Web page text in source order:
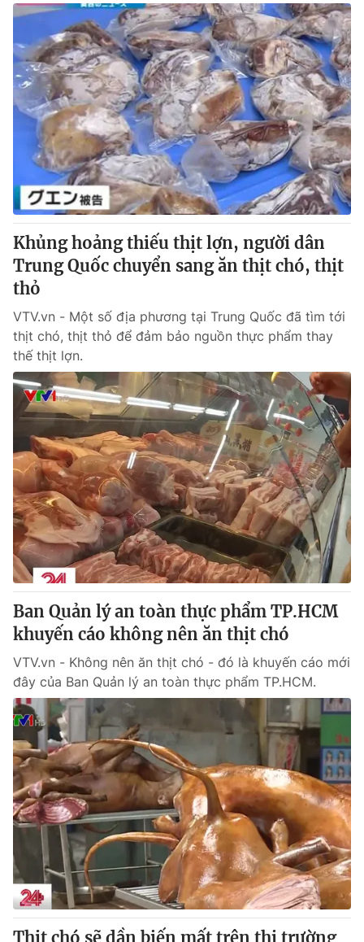
Email:toasoan@vtv.vn
Liên hệ quảng cáo:024-7300.7108
® Cấm sao chép dưới mọi hình thức nếu không có sự chấp
thuận bằng văn bản. Ghi rõ nguồn VTV.vn khi phát hành lại
thông tin từ website này.
Khủng hoảng thiếu thịt lợn, người dân
Trung Quốc chuyển sang ăn thịt chó, thịt
thỏ
VTV.vn - Một số địa phương tại Trung Quốc đã tìm tới
thịt chó, thịt thỏ để đảm bảo nguồn thực phẩm thay
thế thịt lợn.
Ban Quản lý an toàn thực phẩm TP.HCM
khuyến cáo không nên ăn thịt chó
VTV.vn - Không nên ăn thịt chó - đó là khuyến cáo mới
đây của Ban Quản lý an toàn thực phẩm TP.HCM.
Thịt chó sẽ dần biến mất trên thị trường